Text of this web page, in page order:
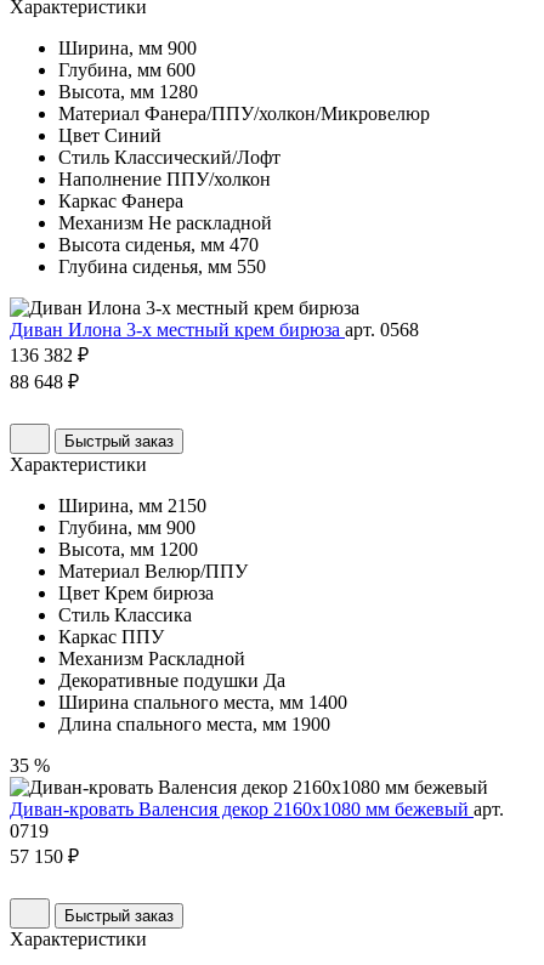
Характеристики
Ширина, мм 900
Глубина, мм 600
Высота, мм 1280
Материал Фанера/ППУ/холкон/Микровелюр
Цвет Синий
Стиль Классический/Лофт
Наполнение ППУ/холкон
Каркас Фанера
Механизм Не раскладной
Высота сиденья, мм 470
Глубина сиденья, мм 550
Диван Илона 3-х местный крем бирюза арт. 0568
136 382 ₽
88 648 ₽
Быстрый заказ
Характеристики
Ширина, мм 2150
Глубина, мм 900
Высота, мм 1200
Материал Велюр/ППУ
Цвет Крем бирюза
Стиль Классика
Каркас ППУ
Механизм Раскладной
Декоративные подушки Да
Ширина спального места, мм 1400
Длина спального места, мм 1900
35 %
Диван-кровать Валенсия декор 2160х1080 мм бежевый арт.
0719
57 150 ₽
Быстрый заказ
Характеристики